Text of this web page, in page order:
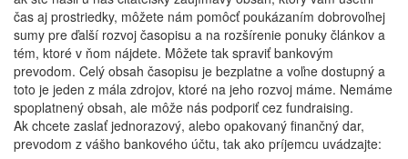
čas aj prostriedky, môžete nám pomôcť poukázaním dobrovoľnej
sumy pre ďalší rozvoj časopisu a na rozšírenie ponuky článkov a
tém, ktoré v ňom nájdete. Môžete tak spraviť bankovým
prevodom. Celý obsah časopisu je bezplatne a voľne dostupný a
toto je jeden z mála zdrojov, ktoré na jeho rozvoj máme. Nemáme
spoplatnený obsah, ale môže nás podporiť cez fundraising.
Ak chcete zaslať jednorazový, alebo opakovaný finančný dar,
prevodom z vášho bankového účtu, tak ako príjemcu uvádzajte: